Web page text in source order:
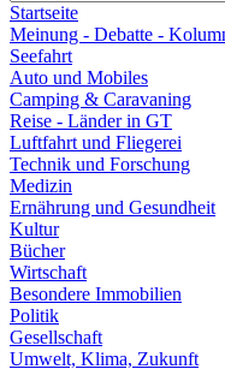
Startseite
Meinung - Debatte -
Seefahrt
Auto und Mobiles
Camping & Caravaning
Reise - Länder in GT
Luftfahrt und Fliegerei
Technik und Forschung
Medizin
Ernährung und Gesundheit
Kultur
Bücher
Wirtschaft
Besondere Immobilien
Politik
Gesellschaft
Umwelt, Klima, Zukunft